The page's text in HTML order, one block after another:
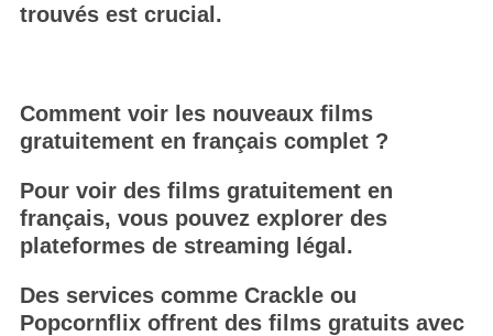
trouvés est crucial.
Comment voir les nouveaux films
gratuitement en français complet ?
Pour voir des films gratuitement en
français, vous pouvez explorer des
plateformes de streaming légal.
Des services comme Crackle ou
Popcornflix offrent des films gratuits avec